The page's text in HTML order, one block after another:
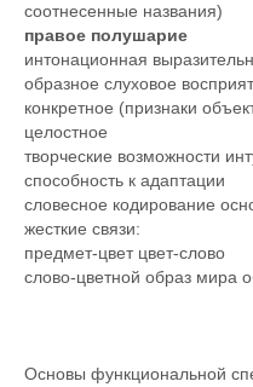
соотнесенные названия)
правое полушарие
интонационная
образное слуховое
конкретное (признаки
целостное
творческие возможности
способность к адаптации
словесное кодирование
жесткие связи:
предмет-цвет цвет-слово
слово-цветной образ мира
Основы функциональной